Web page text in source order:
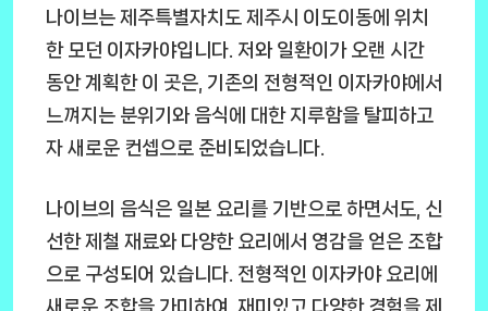
나이브는 제주특별자치도 제주시 이도이동에 위치
한 모던 이자카야입니다. 저와 일환이가 오랜 시간
동안 계획한 이 곳은, 기존의 전형적인 이자카야에서
느껴지는 분위기와 음식에 대한 지루함을 탈피하고
자 새로운 컨셉으로 준비되었습니다.
나이브의 음식은 일본 요리를 기반으로 하면서도, 신
선한 제철 재료와 다양한 요리에서 영감을 얻은 조합
으로 구성되어 있습니다. 전형적인 이자카야 요리에
새로운 조합을 가미하여, 재미있고 다양한 경험을 제